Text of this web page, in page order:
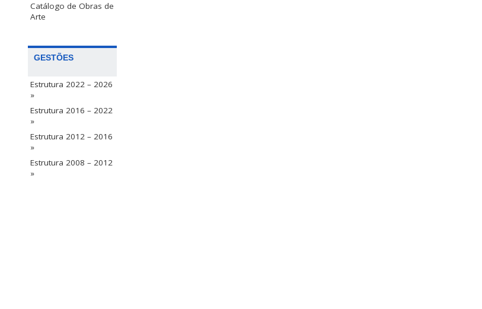
Catálogo de Obras de
Arte
GESTÕES
Estrutura 2022 – 2026
»
Estrutura 2016 – 2022
»
Estrutura 2012 – 2016
»
Estrutura 2008 – 2012
»